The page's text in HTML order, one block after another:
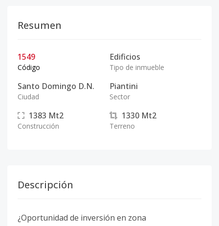
Resumen
1549
Código
Edificios
Tipo de inmueble
Santo Domingo D.N.
Ciudad
Piantini
Sector
1383 Mt2
Construcción
1330 Mt2
Terreno
Descripción
¿Oportunidad de inversión en zona